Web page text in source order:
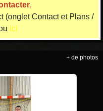
,
(onglet Contact et Plans /
ici
+ de photos